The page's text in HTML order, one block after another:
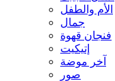
الأم والطفل
جمال
فنجان قهوة
إتيكيت
آخر موضة
صور